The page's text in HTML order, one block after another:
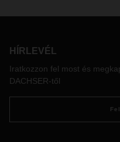
HÍRLEVÉL
Iratkozzon fel most és
DACHSER-től